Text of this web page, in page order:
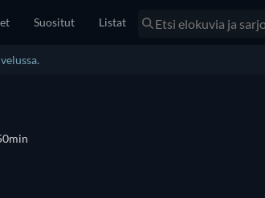
Suositut Listat